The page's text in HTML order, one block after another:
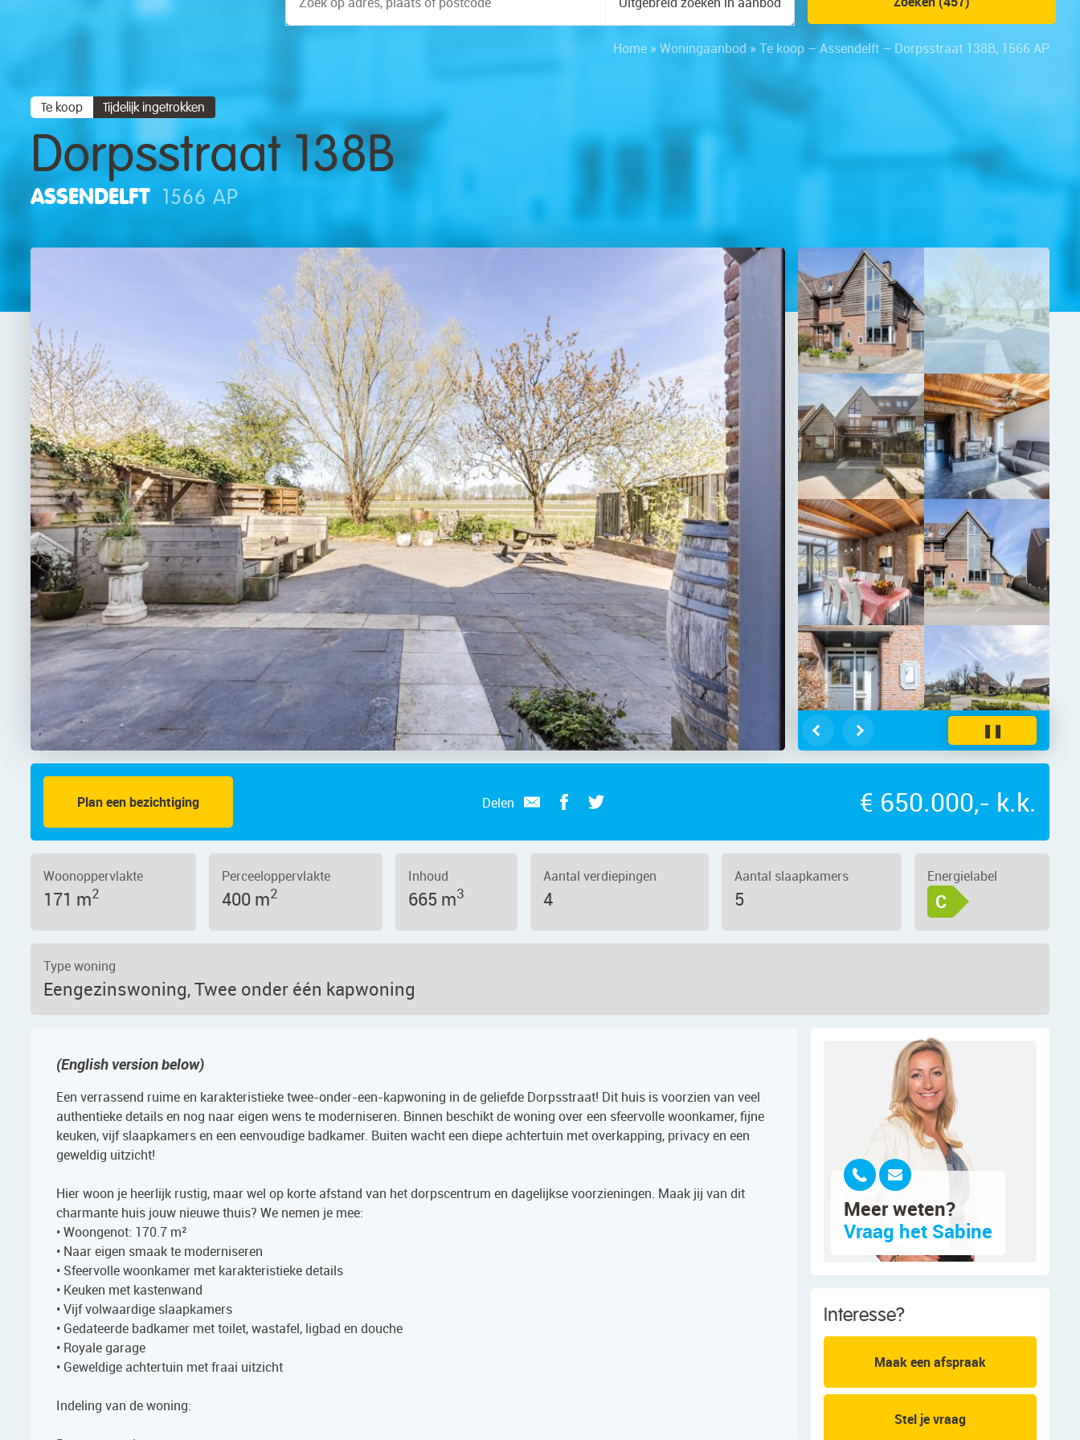
Home » Woningaanbod » Te koop – Assendelft – Dorpsstraat 138B, 1566 AP
Te koop Tijdelijk ingetrokken
Dorpsstraat 138B
ASSENDELFT 1566 AP
138B, 1566 AP – Foto
❚❚
Plan een bezichtiging Delen € 650.000,- k.k.
Woonoppervlakte
171 m2
Perceeloppervlakte
400 m2
Inhoud
665 m3
Aantal verdiepingen
4
Aantal slaapkamers
5
Energielabel
C
Type woning
Eengezinswoning, Twee onder één kapwoning
(English version below)
Een verrassend ruime en karakteristieke twee-onder-een-kapwoning in de geliefde Dorpsstraat! Dit huis is voorzien van veel
authentieke details en nog naar eigen wens te moderniseren. Binnen beschikt de woning over een sfeervolle woonkamer, fijne
keuken, vijf slaapkamers en een eenvoudige badkamer. Buiten wacht een diepe achtertuin met overkapping, privacy en een
geweldig uitzicht!
Hier woon je heerlijk rustig, maar wel op korte afstand van het dorpscentrum en dagelijkse voorzieningen. Maak jij van dit
charmante huis jouw nieuwe thuis? We nemen je mee:
• Woongenot: 170.7 m²
• Naar eigen smaak te moderniseren
• Sfeervolle woonkamer met karakteristieke details
• Keuken met kastenwand
• Vijf volwaardige slaapkamers
• Gedateerde badkamer met toilet, wastafel, ligbad en douche
• Royale garage
• Geweldige achtertuin met fraai uitzicht
Indeling van de woning:
Meer weten?
Vraag het Sabine
Interesse?
Maak een afspraak
Stel je vraag